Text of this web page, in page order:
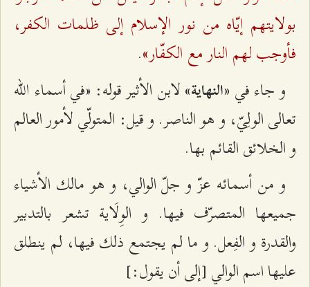
بولايتهم إيّاه من نور الإسلام إلى ظلمات الكفر،
فأوجب لهم النار مع الكفّار».
و جاء في «النهاية»لابن الأثير قوله: «في أسماء الله
تعالى الولِيّ، و هو الناصر. و قيل: المتولّي لأمور العالم
و الخلائق القائم بها.
و من أسمائه عزّ و جلّ الوالي، و هو مالك الأشياء
جميعها المتصرّف فيها. و الوِلَاية تشعر بالتدبير
والقدرة و الفِعل. و ما لم يجتمع ذلك فيها، لم ينطلق
عليها اسم الوالي [إلى أن يقول:]